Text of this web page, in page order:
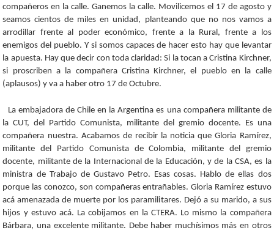
compañeros en la calle. Ganemos la calle. Movilicemos el 17 de agosto y
seamos cientos de miles en unidad, planteando que no nos vamos a
arrodillar frente al poder económico, frente a la Rural, frente a los
enemigos del pueblo. Y si somos capaces de hacer esto hay que levantar
la apuesta. Hay que decir con toda claridad: Si la tocan a Cristina Kirchner,
si proscriben a la compañera Cristina Kirchner, el pueblo en la calle
(aplausos) y va a haber otro 17 de Octubre.
La embajadora de Chile en la Argentina es una compañera militante de
la CUT, del Partido Comunista, militante del gremio docente. Es una
compañera nuestra. Acabamos de recibir la noticia que Gloria Ramírez,
militante del Partido Comunista de Colombia, militante del gremio
docente, militante de la Internacional de la Educación, y de la CSA, es la
ministra de Trabajo de Gustavo Petro. Esas cosas. Hablo de ellas dos
porque las conozco, son compañeras entrañables. Gloria Ramírez estuvo
acá amenazada de muerte por los paramilitares. Dejó a su marido, a sus
hijos y estuvo acá. La cobijamos en la CTERA. Lo mismo la compañera
Bárbara, una excelente militante. Debe haber muchísimos más en otros